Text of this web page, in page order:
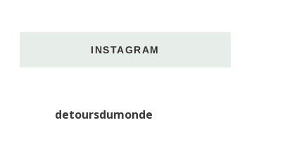
INSTAGRAM
detoursdumonde